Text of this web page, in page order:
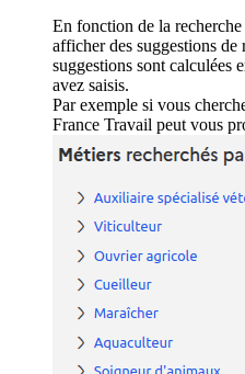
En fonction de la
afficher des suggestions de
suggestions sont calculées
avez saisis.
Par exemple si vous
France Travail peut vous